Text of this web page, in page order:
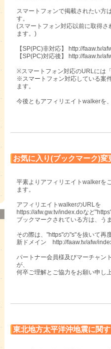
スマートフォンで掲載されたい方
す。
(スマートフォン対応以前に取得
ます。)
【SP(PC)非対応】 http://faaw.tv/
【SP(PC)対応後】 http://faaw.tv/
※スマートフォン対応のURLには
※スマートフォン対応している案
ます。
今後ともアフィリエイトwalkerを
お気に入り(ブックマーク)変
平素よりアフィリエイトwalkerを
ます。
アフィリエイトwalkerのURLを
https://afw.gw.tv/index.doなど
ブックマークされている方は、う
その際は、"https"の"s"を抜いて再
新ドメイン http://faaw.tv/afw/
パートナー会員様及びマーチャン
が、
何卒ご理解とご協力をお願い申し
東北地方太平洋沖地震に関